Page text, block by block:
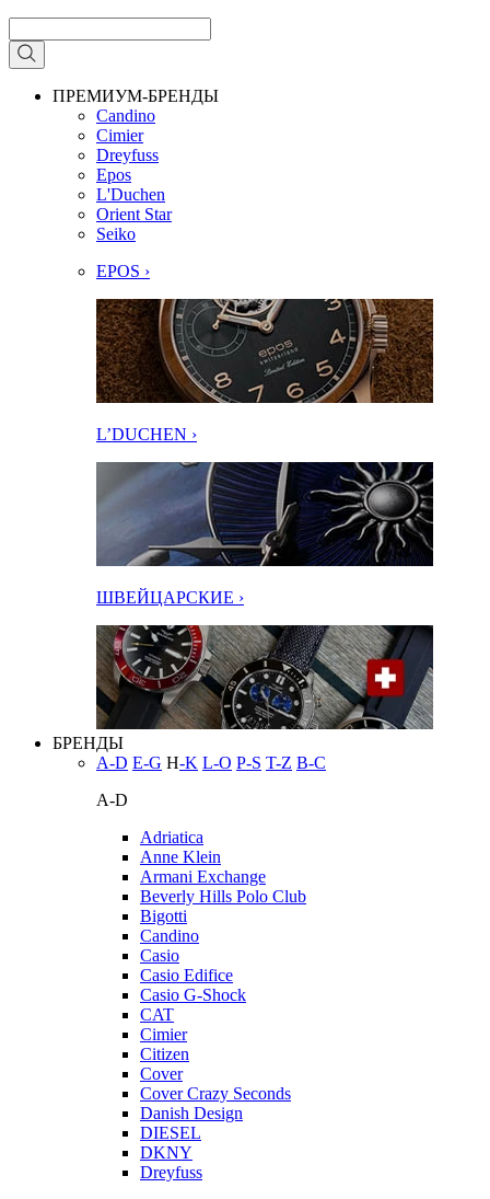
ПРЕМИУМ-БРЕНДЫ
Candino
Cimier
Dreyfuss
Epos
L'Duchen
Orient Star
Seiko
EPOS ›
L’DUCHEN ›
ШВЕЙЦАРСКИЕ ›
БРЕНДЫ
A-D E-G H-K L-O P-S T-Z В-С
A-D
Adriatica
Anne Klein
Armani Exchange
Beverly Hills Polo Club
Bigotti
Candino
Casio
Casio Edifice
Casio G-Shock
CAT
Cimier
Citizen
Cover
Cover Crazy Seconds
Danish Design
DIESEL
DKNY
Dreyfuss